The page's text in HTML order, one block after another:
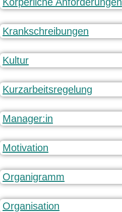
Krankschreibungen
Kultur
Kurzarbeitsregelung
Manager:in
Motivation
Organigramm
Organisation